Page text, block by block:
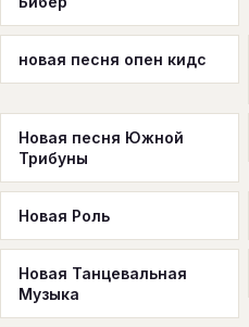
новая песня опен кидс
Новая песня Южной
Трибуны
Новая Роль
Новая Танцевальная
Музыка